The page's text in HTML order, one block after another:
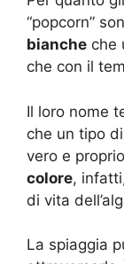
“popcorn”
bianche che
che con il
Il loro nome
che un tipo
vero e
colore,
di vita
La spiaggia